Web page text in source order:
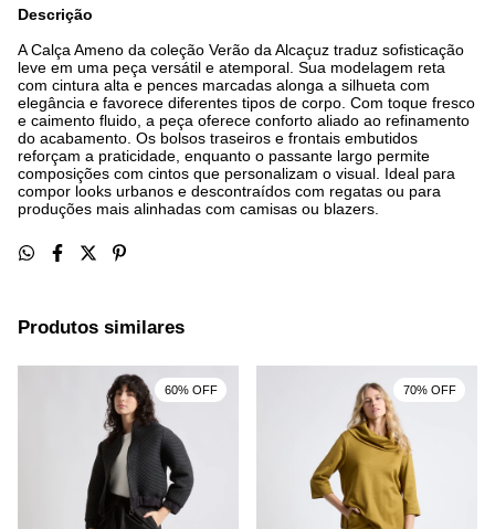
Descrição
A Calça Ameno da coleção Verão da Alcaçuz traduz sofisticação
leve em uma peça versátil e atemporal. Sua modelagem reta
com cintura alta e pences marcadas alonga a silhueta com
elegância e favorece diferentes tipos de corpo. Com toque fresco
e caimento fluido, a peça oferece conforto aliado ao refinamento
do acabamento. Os bolsos traseiros e frontais embutidos
reforçam a praticidade, enquanto o passante largo permite
composições com cintos que personalizam o visual. Ideal para
compor looks urbanos e descontraídos com regatas ou para
produções mais alinhadas com camisas ou blazers.
Produtos similares
60% OFF 70% OFF